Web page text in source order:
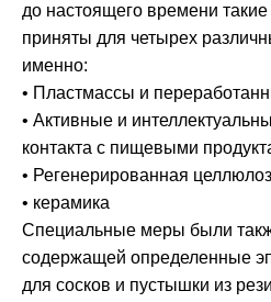
до настоящего времени
приняты для четырех
именно:
• Пластмассы и
• Активные и
контакта с пищевыми
• Регенерированная
• керамика
Специальные меры были
содержащей определенные
для сосков и пустышки из